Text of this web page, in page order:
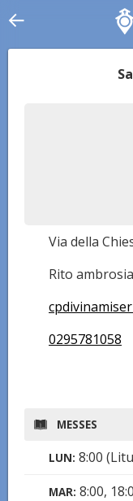
Via della
Rito
0295781058
MESSES
LUN: 8:00
MAR: 8:00,